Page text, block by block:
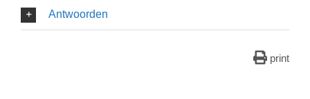
Antwoorden
print